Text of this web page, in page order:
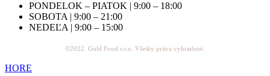
PONDELOK – PIATOK | 9:00 – 18:00
SOBOTA | 9:00 – 21:00
NEDEĽA | 9:00 – 15:00
©2022. Gold Food s.r.o. Všetky práva vyhradené.
HORE